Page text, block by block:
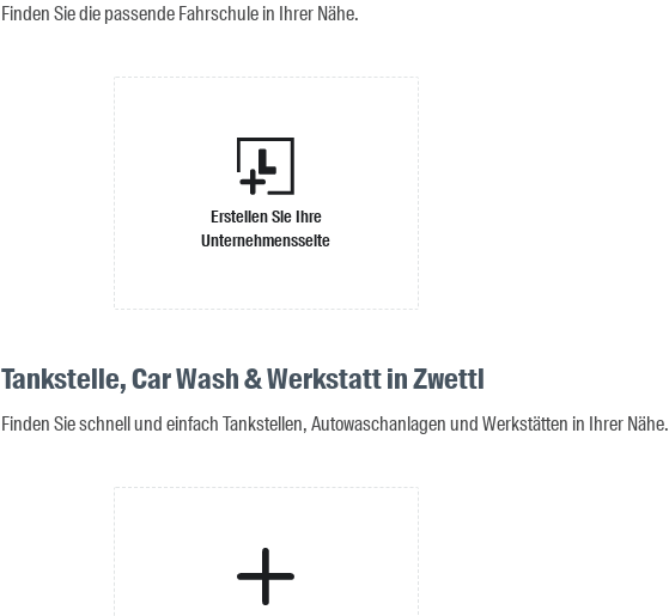
Finden Sie die passende Fahrschule in Ihrer Nähe.
Erstellen Sie Ihre
Unternehmensseite
Tankstelle, Car Wash & Werkstatt in Zwettl
Finden Sie schnell und einfach Tankstellen, Autowaschanlagen und Werkstätten in Ihrer Nähe.